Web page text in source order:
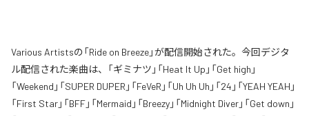
Various Artistsの「Ride on Breeze」が配信開始された。今回デジタ
ル配信された楽曲は、「ギミナツ」「Heat It Up」「Get high」
「Weekend」「SUPER DUPER」「FeVeR」「Uh Uh Uh」「24」「YEAH YEAH」
「First Star」「BFF」「Mermaid」「Breezy」「Midnight Diver」「Get down」